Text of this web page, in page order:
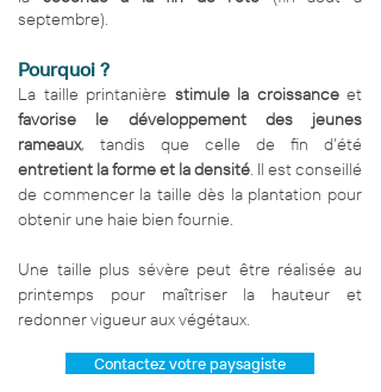
septembre).
Pourquoi ?
La taille printanière stimule la croissanceet
favorise le développement
des jeunes
rameaux, tandis que celle de fin d’été
entretient la forme et la densité. Il est conseillé
de commencer la taille dès la plantation pour
obtenir une haie bien fournie.
Une taille plus sévère peut être réalisée au
printemps pour maîtriser la hauteur et
redonner vigueur aux végétaux.
Contactez votre paysagiste